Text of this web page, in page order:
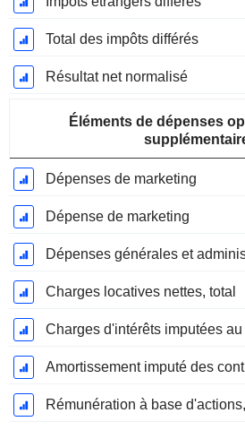
Total des impôts différés
Résultat net normalisé
Éléments de dépenses
Dépenses de marketing
Dépense de marketing
Dépenses générales et
Charges locatives nettes, total